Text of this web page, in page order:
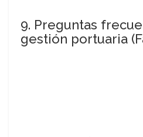
9. Preguntas
gestión portuaria